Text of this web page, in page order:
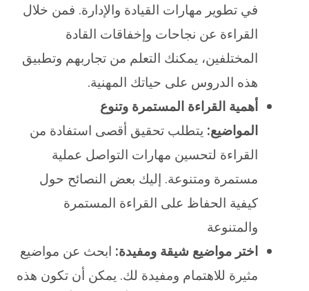
في تطوير مهارات القيادة والإدارة. فمن خلال
القراءة عن نجاحات وإخفاقات القادة
المختلفين، يمكنك التعلم من تجاربهم وتطبيق
هذه الدروس على حياتك المهنية.
أهمية القراءة المستمرة وتنوع
المواضيع: يتطلب تحقيق أقصى استفادة من
القراءة لتحسين مهارات التواصل عملية
مستمرة ومتنوعة. إليك بعض النصائح حول
كيفية الحفاظ على القراءة المستمرة
والمتنوعة
اختر مواضيع شيقة ومفيدة: ابحث عن مواضيع
مثيرة للاهتمام ومفيدة لك. يمكن أن تكون هذه